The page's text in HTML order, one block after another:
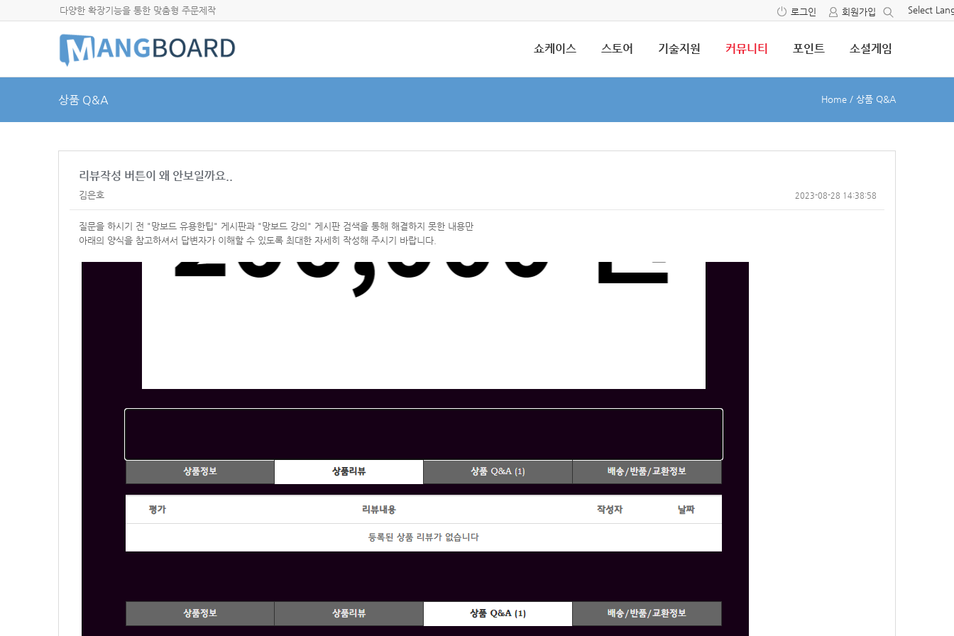
다양한 확장기능을 통한 맞춤형 주문제작 Select
로그인 회원가입
쇼케이스 스토어 기술지원 커뮤니티 포인트 소셜게임
상품 Q&A Home / 상품 Q&A
리뷰작성 버튼이 왜 안보일까요..
김은호 2023-08-28 14:38:58
질문을 하시기 전 "망보드 유용한팁" 게시판과 "망보드 강의" 게시판 검색을 통해 해결하지 못한 내용만
아래의 양식을 참고하셔서 답변자가 이해할 수 있도록 최대한 자세히 작성해 주시기 바랍니다.